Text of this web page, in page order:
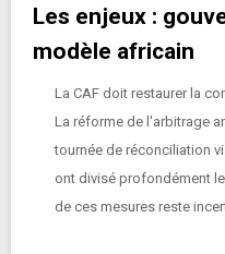
Les enjeux :
modèle africain
La CAF doit restaurer la
La réforme de l'arbitrage
tournée de réconciliation
ont divisé profondément
de ces mesures reste